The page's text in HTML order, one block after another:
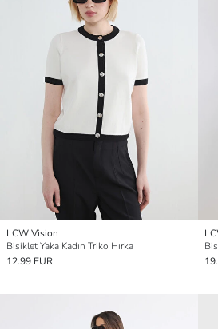
LCW Vision
Bisiklet Yaka Kadın Triko Hırka
12.99 EUR